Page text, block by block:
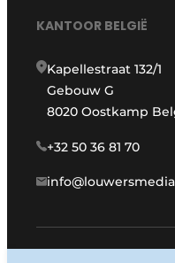
KANTOOR BELGIË
Kapellestraat 132/1
Gebouw G
8020 Oostkamp
+32 50 36 81 70